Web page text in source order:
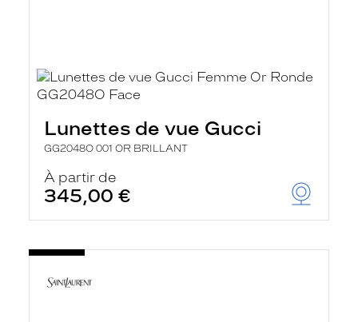
Lunettes de vue Gucci
GG2048O 001 OR BRILLANT
À partir de
345,00 €